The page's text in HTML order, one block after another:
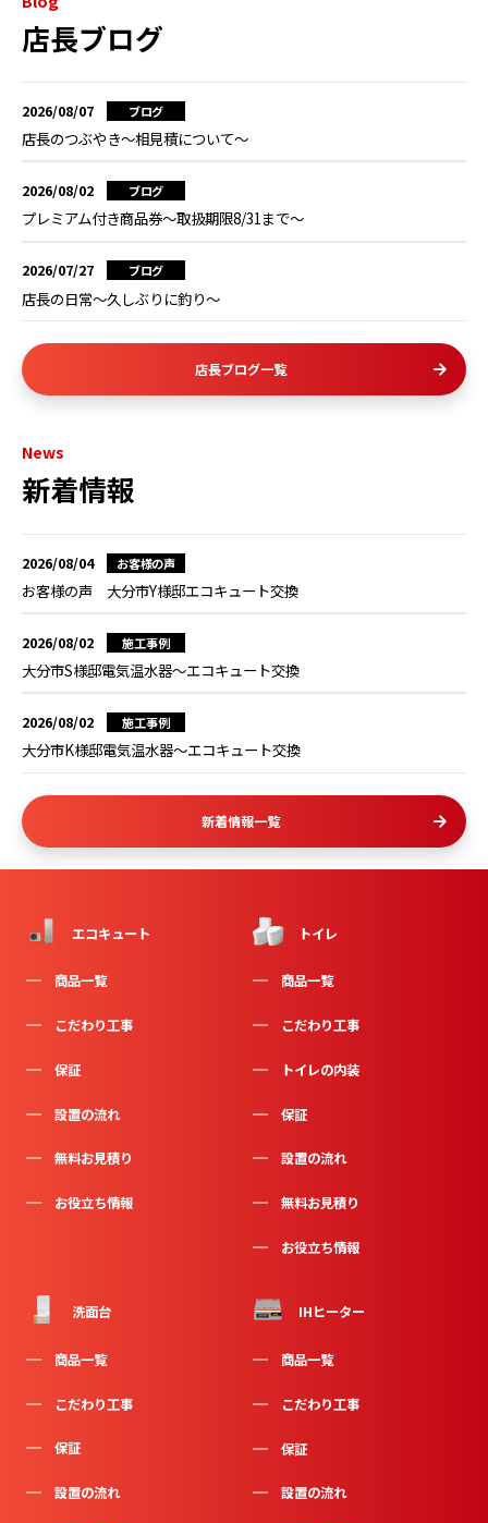
店長ブログ
2026/08/07 ブログ
店長のつぶやき～相見積について～
2026/08/02 ブログ
プレミアム付き商品券～取扱期限8/31まで～
2026/07/27 ブログ
店長の日常～久しぶりに釣り～
店長ブログ一覧
News
新着情報
2026/08/04 お客様の声
お客様の声 大分市Y様邸エコキュート交換
2026/08/02 施工事例
大分市S様邸電気温水器～エコキュート交換
2026/08/02 施工事例
大分市K様邸電気温水器～エコキュート交換
新着情報一覧
エコキュート
商品一覧
こだわり工事
保証
設置の流れ
無料お見積り
お役立ち情報
トイレ
商品一覧
こだわり工事
トイレの内装
保証
設置の流れ
無料お見積り
お役立ち情報
洗面台
商品一覧
こだわり工事
保証
設置の流れ
IHヒーター
商品一覧
こだわり工事
保証
設置の流れ